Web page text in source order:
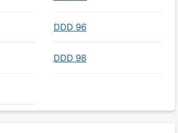
DDD 96
DDD 98